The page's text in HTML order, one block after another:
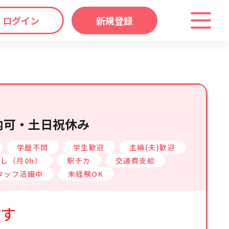
ログイン 新規登録
・土日祝休み
学歴不問 学生歓迎
主婦(夫)歓迎
（月0h）
駅チカ
交通費支給
ッフ活躍中
未経験OK